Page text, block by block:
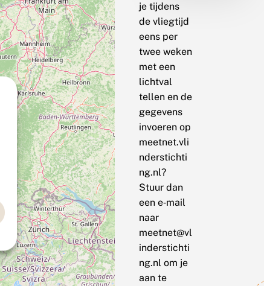
je tijdens
de vliegtijd
eens per
twee weken
met een
lichtval
tellen en de
gegevens
invoeren op
meetnet.vli
nderstichti
ng.nl?
Stuur dan
een e‑mail
naar
meetnet@vl
inderstichti
ng.nl om je
aan te